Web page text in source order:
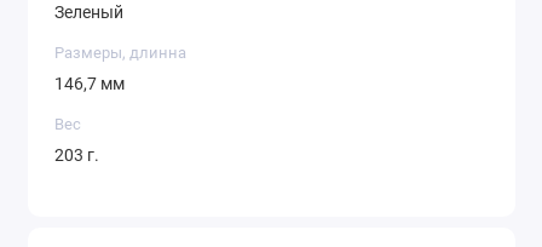
Зеленый
Размеры, длинна
146,7 мм
Вес
203 г.